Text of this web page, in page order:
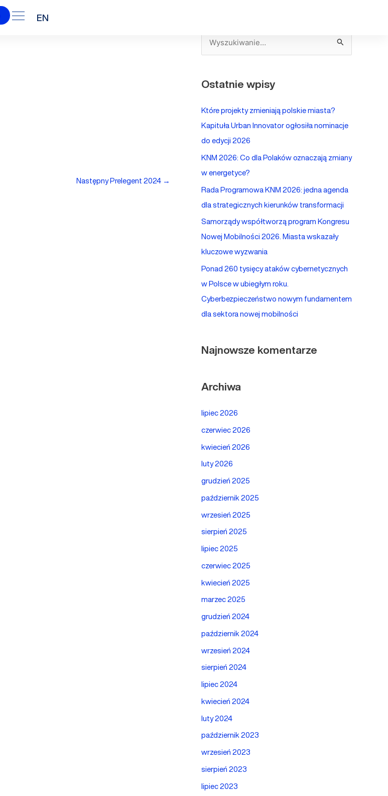
EN
Następny Prelegent 2024 →
z
k
Ostatnie wpisy
Które projekty zmieniają polskie miasta?
Kapituła Urban Innovator ogłosiła nominacje
do edycji 2026
KNM 2026: Co dla Polaków oznaczają zmiany
w energetyce?
Rada Programowa KNM 2026: jedna agenda
dla strategicznych kierunków transformacji
Samorządy współtworzą program Kongresu
Nowej Mobilności 2026. Miasta wskazały
kluczowe wyzwania
Ponad 260 tysięcy ataków cybernetycznych
w Polsce w ubiegłym roku.
Cyberbezpieczeństwo nowym fundamentem
dla sektora nowej mobilności
Najnowsze komentarze
Archiwa
lipiec 2026
czerwiec 2026
kwiecień 2026
luty 2026
grudzień 2025
październik 2025
wrzesień 2025
sierpień 2025
lipiec 2025
czerwiec 2025
kwiecień 2025
marzec 2025
grudzień 2024
październik 2024
wrzesień 2024
sierpień 2024
lipiec 2024
kwiecień 2024
luty 2024
październik 2023
wrzesień 2023
sierpień 2023
lipiec 2023